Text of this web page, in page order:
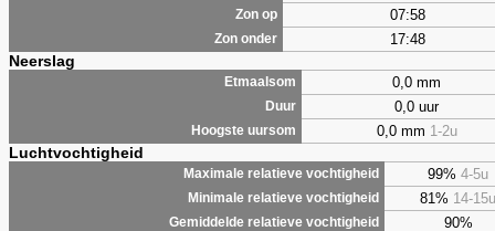
Zon op 07:58
Zon onder 17:48
Neerslag
Etmaalsom 0,0 mm
Duur 0,0 uur
Hoogste uursom 0,0 mm 1-2u
Luchtvochtigheid
Maximale relatieve vochtigheid 99% 4-5u
Minimale relatieve vochtigheid 81% 14-15u
Gemiddelde relatieve vochtigheid 90%